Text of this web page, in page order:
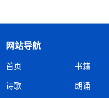
网站导航
首页 书籍
诗歌
朗诵